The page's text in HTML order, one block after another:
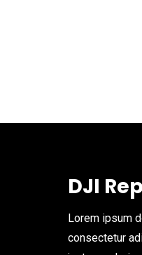
DJI
Lorem ipsum
consectetur